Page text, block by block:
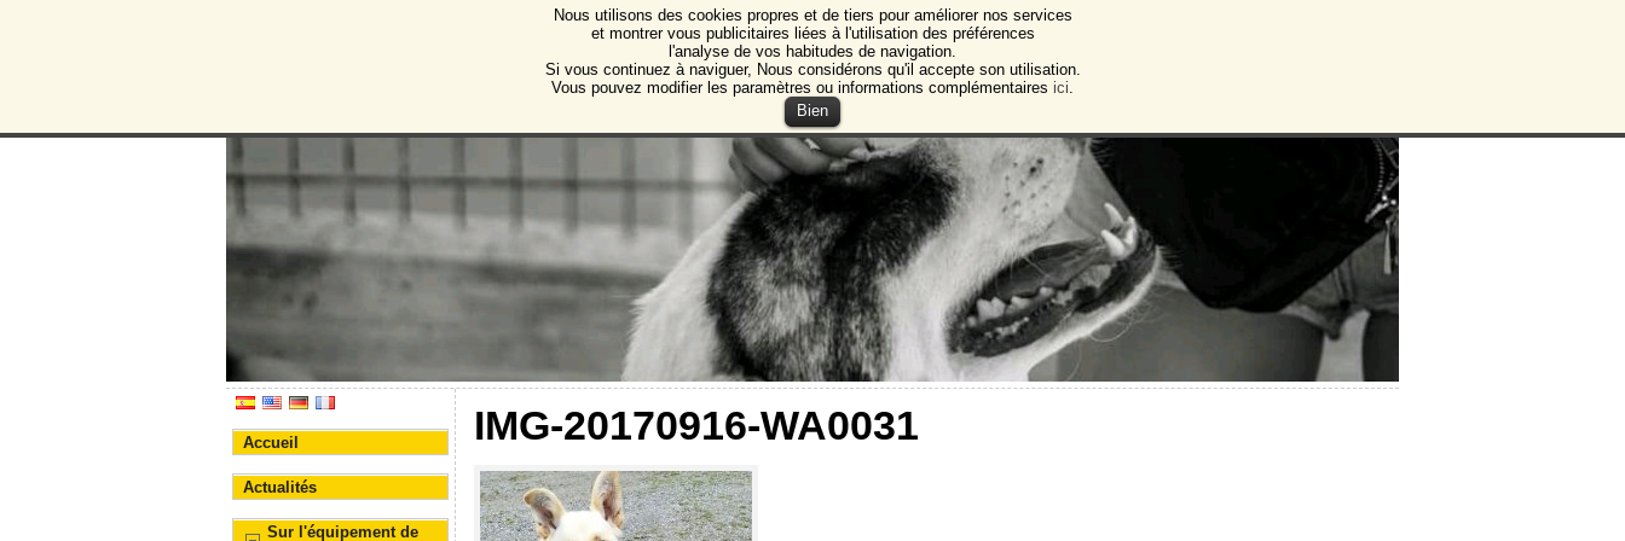
Protectora de Animales de Burgos
Association pour la protection des animaux et des plantes de Burgos
Accueil
Actualités
Sur l'équipement de
IMG-20170916-WA0031
Nous utilisons des cookies propres et de tiers pour améliorer nos services
et montrer vous publicitaires liées à l'utilisation des préférences
l'analyse de vos habitudes de navigation.
Si vous continuez à naviguer, Nous considérons qu'il accepte son utilisation.
Vous pouvez modifier les paramètres ou informations complémentaires ici.
Bien